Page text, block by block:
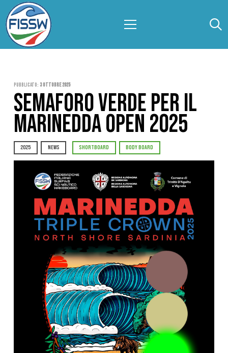
Pubblicato: 3 Ottobre 2025
SEMAFORO VERDE PER IL
MARINEDDA OPEN 2025
2025 NEWS SHORTBOARD BODY BOARD